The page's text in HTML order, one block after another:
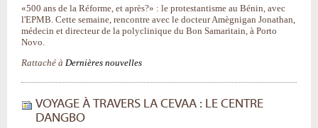
«500 ans de la Réforme, et après?» : le protestantisme au Bénin, avec
l'EPMB. Cette semaine, rencontre avec le docteur Amègnigan Jonathan,
médecin et directeur de la polyclinique du Bon Samaritain, à Porto
Novo.
Rattaché à Dernières nouvelles
VOYAGE À TRAVERS LA CEVAA : LE CENTRE
DANGBO